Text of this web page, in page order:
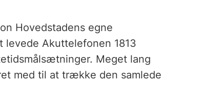
Hovedstadens egne
Akuttelefonen 1813
Meget lang
med til at trække den samlede